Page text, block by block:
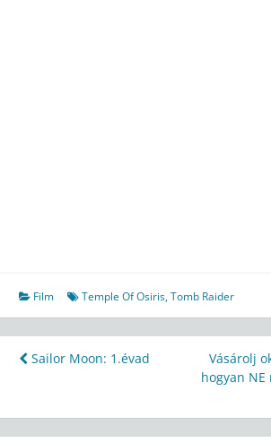
Film Temple Of Osiris,Tomb Raider
Bejegyzés
Sailor Moon: 1.évad
Vásárolj
hogyan